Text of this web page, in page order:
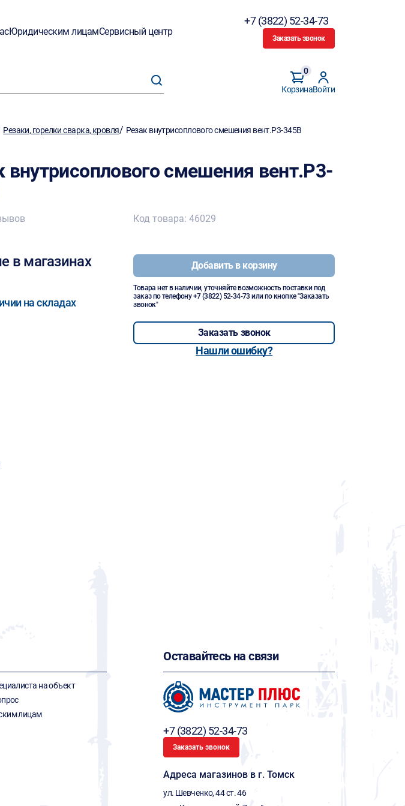
Юридическим лицамСервисный центр
+7 (3822) 52-34-73
Заказать звонок
Корзина
0
Войти
Резаки, горелки сварка, кровля/ Резак внутрисоплового смешения вент.Р3-345В
внутрисоплового смешения вент.Р3-
в магазинах
на складах
Код товара: 46029
Добавить в корзину
Товара нет в наличии, уточняйте возможность поставки под
заказ по телефону+7 (3822) 52-34-73 или по кнопке "Заказать
звонок"
Заказать звонок
Нашли ошибку?
на объект
лицам
Оставайтесь на связи
+7 (3822) 52-34-73
Заказать звонок
Адреса магазинов в г. Томск
ул. Шевченко, 44 ст. 46